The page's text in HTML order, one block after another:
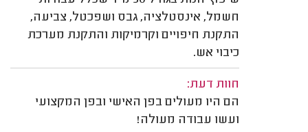
חשמל, אינסטלציה, גבס ושפכטל, צביעה,
התקנת חיפויים וקרמיקות והתקנת מערכת
כיבוי אש.
חוות דעת:
הם היו מעולים בפן האישי ובפן המקצועי
ועשו עבודה מעולה!